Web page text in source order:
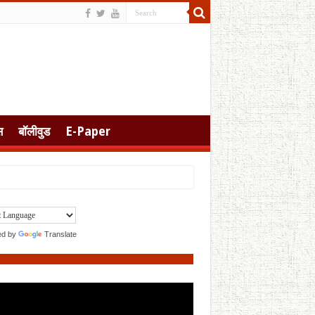
बॉलीवुड E-Paper
by Translate